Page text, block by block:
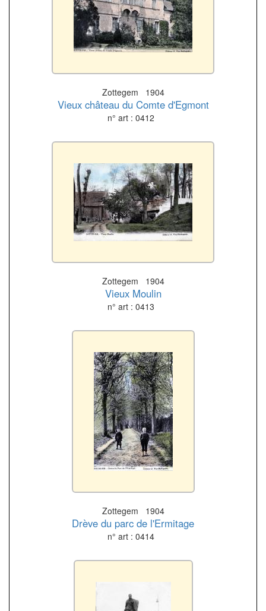
Zottegem 1904
Vieux château du Comte d'Egmont
n° art : 0412
Zottegem 1904
Vieux Moulin
n° art : 0413
Zottegem 1904
Drève du parc de l'Ermitage
n° art : 0414